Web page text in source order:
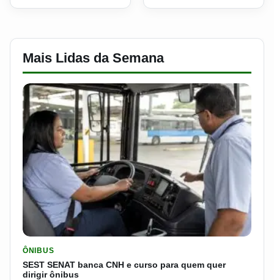
Mais Lidas da Semana
ÔNIBUS
SEST SENAT banca CNH e curso para quem quer
dirigir ônibus